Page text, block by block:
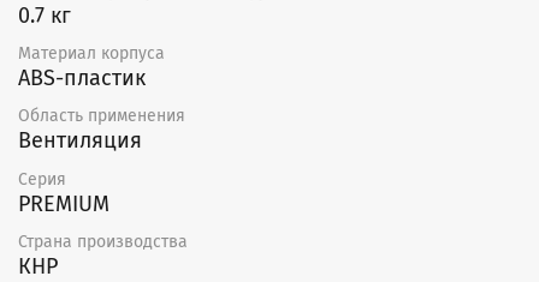
много времени, так как все электроузлы жестко
Возможна как настенная установка для
и потолочная установка для удаления воздуха через
воздуховод.
Применение
Вентилятор EAF-100T отлично подходит для
периодической или постоянной вентиляции ванной
0.7 кг
Материал корпуса
ABS-пластик
Область применения
Вентиляция
Серия
PREMIUM
Страна производства
КНР